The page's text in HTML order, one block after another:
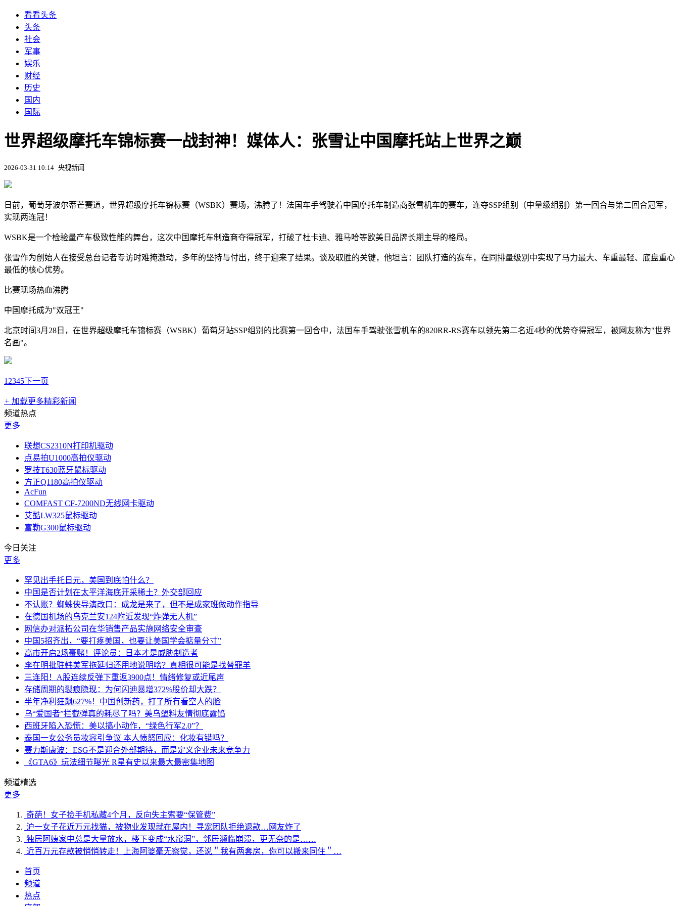
看看头条
头条
社会
军事
娱乐
财经
历史
国内
国际
世界超级摩托车锦标赛一战封神！媒体人：张雪让中国摩托站上世界之巅
2026-03-31 10:14 央视新闻
日前，葡萄牙波尔蒂芒赛道，世界超级摩托车锦标赛（WSBK）赛场，沸腾了！法国车手驾驶着中国摩托车制造商张雪机车的赛车，连夺SSP组别（中量级组别）第一回合与第二回合冠军，
实现两连冠！
WSBK是一个检验量产车极致性能的舞台，这次中国摩托车制造商夺得冠军，打破了杜卡迪、雅马哈等欧美日品牌长期主导的格局。
张雪作为创始人在接受总台记者专访时难掩激动，多年的坚持与付出，终于迎来了结果。谈及取胜的关键，他坦言：团队打造的赛车，在同排量级别中实现了马力最大、车重最轻、底盘重心
最低的核心优势。
比赛现场热血沸腾
中国摩托成为"双冠王"
北京时间3月28日，在世界超级摩托车锦标赛（WSBK）葡萄牙站SSP组别的比赛第一回合中，法国车手驾驶张雪机车的820RR-RS赛车以领先第二名近4秒的优势夺得冠军，被网友称为"世界
名画"。
1 2345下一页
+ 加载更多精彩新闻
频道热点
更多
联想CS2310N打印机驱动
点易拍U1000高拍仪驱动
罗技T630蓝牙鼠标驱动
方正Q1180高拍仪驱动
AcFun
COMFAST CF-7200ND无线网卡驱动
艾酷LW325鼠标驱动
富勒G300鼠标驱动
今日关注
更多
罕见出手托日元，美国到底怕什么？
中国是否计划在太平洋海底开采稀土？外交部回应
不认账？蜘蛛侠导演改口：成龙是来了，但不是成家班做动作指导
在德国机场的乌克兰安124附近发现“炸弹无人机”
网信办对派拓公司在华销售产品实施网络安全审查
中国5招齐出，“要打疼美国，也要让美国学会掂量分寸”
高市开启2场豪赌！评论员：日本才是威胁制造者
李在明批驻韩美军拖延归还用地说明啥？真相很可能是找替罪羊
三连阳！A股连续反弹下重返3900点！情绪修复或近尾声
存储周期的裂痕隐现：为何闪迪暴增372%股价却大跌？
半年净利狂飙627%！中国创新药，打了所有看空人的脸
乌“爱国者”拦截弹真的耗尽了吗？美乌塑料友情彻底露馅
西班牙陷入恐慌：美以搞小动作，“绿色行军2.0”？
泰国一女公务员妆容引争议 本人愤怒回应：化妆有错吗？
赛力斯康波：ESG不是迎合外部期待，而是定义企业未来竞争力
《GTA6》玩法细节曝光 R星有史以来最大最密集地图
频道精选
更多
奇葩！女子捡手机私藏4个月，反向失主索要“保管费”
沪一女子花近万元找猫，被物业发现就在屋内！寻宠团队拒绝退款…网友炸了
独居阿姨家中总是大量放水，楼下变成“水帘洞”，邻居濒临崩溃，更无奈的是……
近百万元存款被悄悄转走！上海阿婆毫无察觉，还说＂我有两套房，你可以搬来同住＂…
首页
频道
热点